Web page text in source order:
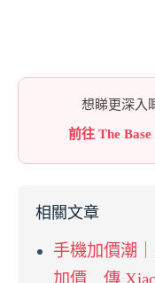
想睇更深入
前往 The
相關文章
手機加價潮
加價 傳